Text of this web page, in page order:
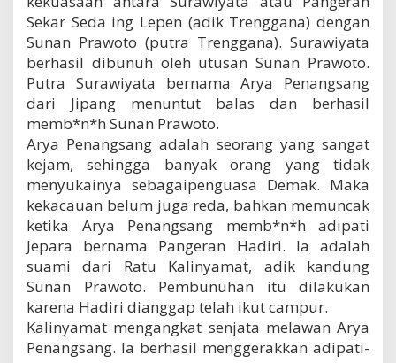
Sekar Seda ing Lepen (adik Trenggana) dengan
Sunan Prawoto (putra Trenggana). Surawiyata
berhasil dibunuh oleh utusan Sunan Prawoto.
Putra Surawiyata bernama Arya Penangsang
dari Jipang menuntut balas dan berhasil
memb*n*h Sunan Prawoto.
Arya Penangsang adalah seorang yang sangat
kejam, sehingga banyak orang yang tidak
menyukainya sebagaipenguasa Demak. Maka
kekacauan belum juga reda, bahkan memuncak
ketika Arya Penangsang memb*n*h adipati
Jepara bernama Pangeran Hadiri. Ia adalah
suami dari Ratu Kalinyamat, adik kandung
Sunan Prawoto. Pembunuhan itu dilakukan
karena Hadiri dianggap telah ikut campur.
Kalinyamat mengangkat senjata melawan Arya
Penangsang. Ia berhasil menggerakkan adipati-